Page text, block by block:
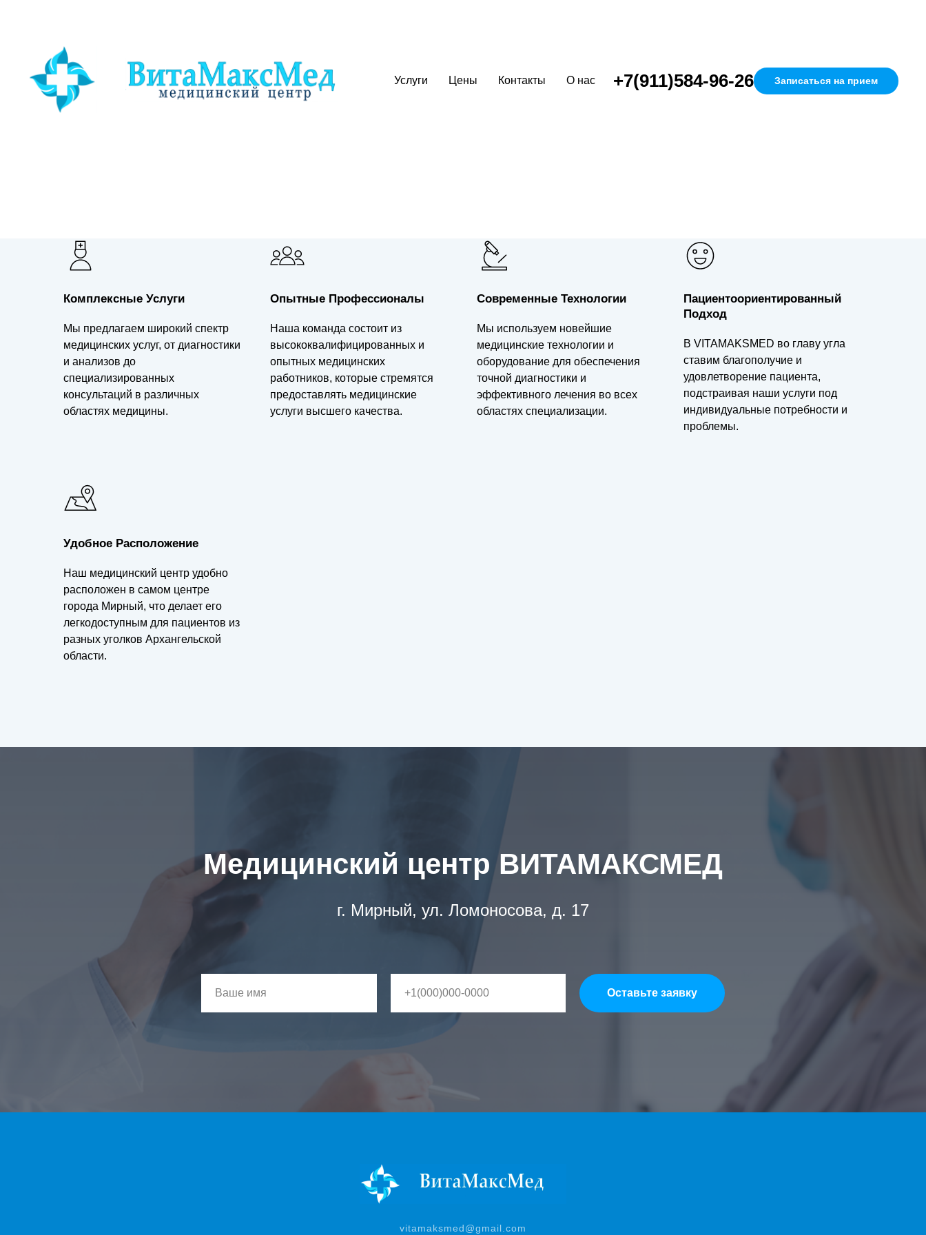
Услуги Цены Контакты О нас +7(911)584-96-26 Записаться на прием
Услуга Цена
Комплексные Услуги
Мы предлагаем широкий спектр
медицинских услуг, от диагностики
и анализов до
специализированных
консультаций в различных
областях медицины.
Опытные Профессионалы
Наша команда состоит из
высококвалифицированных и
опытных медицинских
работников, которые стремятся
предоставлять медицинские
услуги высшего качества.
Современные Технологии
Мы используем новейшие
медицинские технологии и
оборудование для обеспечения
точной диагностики и
эффективного лечения во всех
областях специализации.
Пациентоориентированный
Подход
В VITAMAKSMED во главу угла
ставим благополучие и
удовлетворение пациента,
подстраивая наши услуги под
индивидуальные потребности и
проблемы.
Удобное Расположение
Наш медицинский центр удобно
расположен в самом центре
города Мирный, что делает его
легкодоступным для пациентов из
разных уголков Архангельской
области.
Медицинский центр ВИТАМАКСМЕД
г. Мирный, ул. Ломоносова, д. 17
Оставьте заявку
vitamaksmed@gmail.com